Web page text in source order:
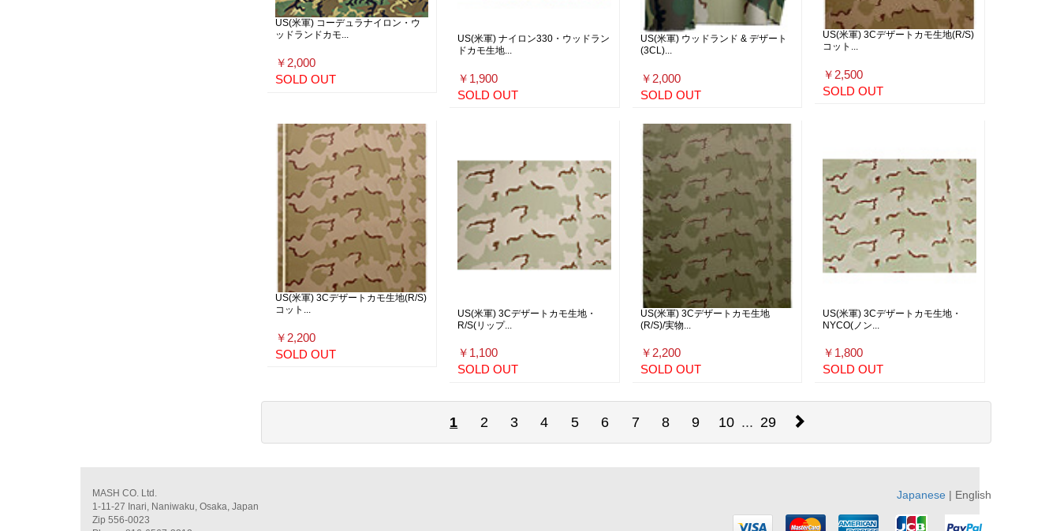
US(米軍) コーデュラナイロン・ウ
ッドランドカモ...
￥2,000
SOLD OUT
US(米軍) ナイロン330・ウッドラン
ドカモ生地...
￥1,900
SOLD OUT
US(米軍) ウッドランド & デザート
(3CL)...
￥2,000
SOLD OUT
US(米軍) 3Cデザートカモ生地(R/S)
コット...
￥2,500
SOLD OUT
US(米軍) 3Cデザートカモ生地(R/S)
コット...
￥2,200
SOLD OUT
US(米軍) 3Cデザートカモ生地・
R/S(リップ...
￥1,100
SOLD OUT
US(米軍) 3Cデザートカモ生地
(R/S)/実物...
￥2,200
SOLD OUT
US(米軍) 3Cデザートカモ生地・
NYCO(ノン...
￥1,800
SOLD OUT
1 2 3 4 5 6 7 8 9 10 ... 29
MASH CO. Ltd.
1-11-27 Inari, Naniwaku, Osaka, Japan
Zip 556-0023
Japanese | English